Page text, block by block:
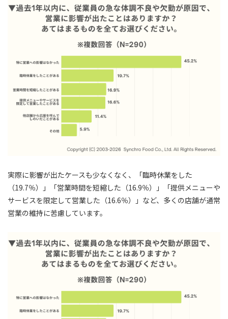
実際に影響が出たケースも少なくなく、「臨時休業をした
（19.7％）」「営業時間を短縮した（16.9％）」「提供メニューや
サービスを限定して営業した（16.6％）」など、多くの店舗が通常
営業の維持に苦慮しています。